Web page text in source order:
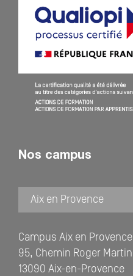
Nos campus
Campus Aix en Provence
95, Chemin Roger Martin
13090 Aix-en-Provence